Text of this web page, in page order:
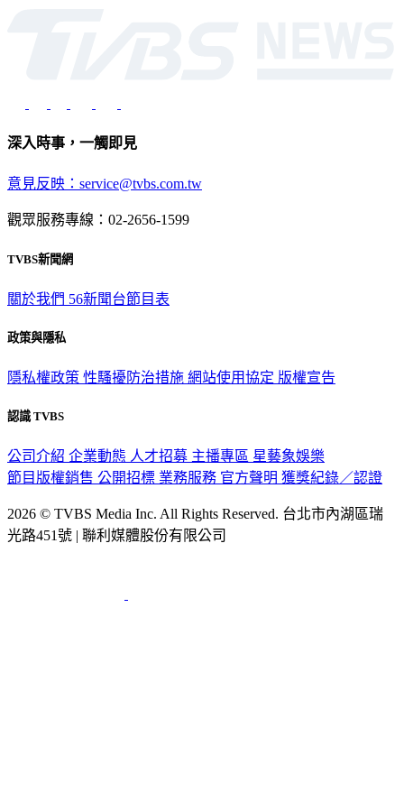
深入時事，一觸即見
意見反映：service@tvbs.com.tw
觀眾服務專線：02-2656-1599
TVBS新聞網
關於我們 56新聞台節目表
政策與隱私
隱私權政策 性騷擾防治措施 網站使用協定 版權宣告
認識 TVBS
公司介紹 企業動態 人才招募 主播專區 星藝象娛樂
節目版權銷售 公開招標 業務服務 官方聲明 獲獎紀錄／認證
2026 © TVBS Media Inc. All Rights Reserved. 台北市內湖區瑞
光路451號 | 聯利媒體股份有限公司